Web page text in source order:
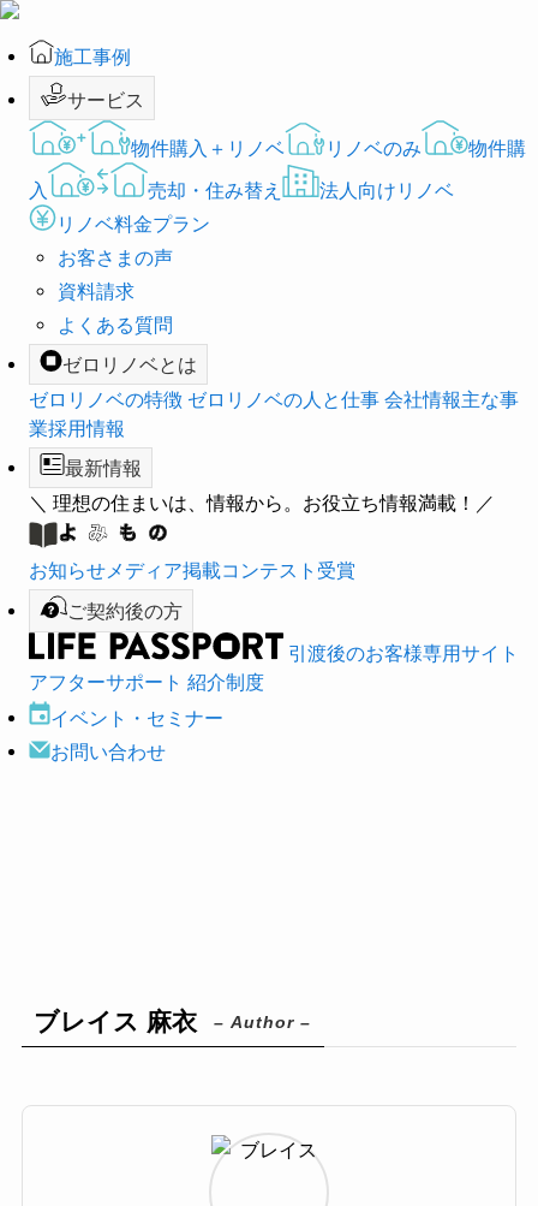
施工事例
サービス
物件購入＋リノベ リノベのみ
物件購
入
売却・住み替え
法人向けリノベ
リノベ料金プラン
お客さまの声
資料請求
よくある質問
ゼロリノベとは
ゼロリノベの特徴 ゼロリノベの人と仕事 会社情報主な事
業採用情報
最新情報
＼ 理想の住まいは、情報から。お役立ち情報満載！／
お知らせ メディア掲載コンテスト受賞
ご契約後の方
引渡後のお客様専用サイト
アフターサポート 紹介制度
イベント・ セミナー
お問い合わせ
ブレイス 麻衣 – Author –